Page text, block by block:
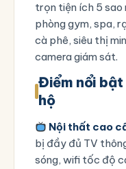
trọn tiện ích 5 sao
phòng gym, spa,
cà phê, siêu thị
camera giám sát.
Điểm nổi bật
hộ
Nội thất cao
bị đầy đủ TV
sóng, wifi tốc độ